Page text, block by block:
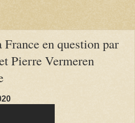
en question par
Pierre Vermeren